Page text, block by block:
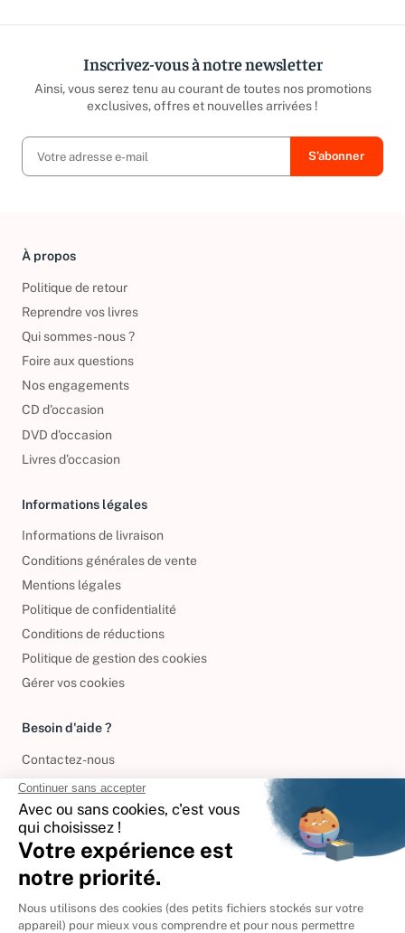
Inscrivez-vous à notre newsletter
Ainsi, vous serez tenu au courant de toutes nos promotions
exclusives, offres et nouvelles arrivées !
À propos
Politique de retour
Reprendre vos livres
Qui sommes-nous ?
Foire aux questions
Nos engagements
CD d'occasion
DVD d'occasion
Livres d’occasion
Informations légales
Informations de livraison
Conditions générales de vente
Mentions légales
Politique de confidentialité
Conditions de réductions
Politique de gestion des cookies
Gérer vos cookies
Besoin d'aide ?
Contactez-nous
International
🇪🇸Espagne
🇮🇹Italie